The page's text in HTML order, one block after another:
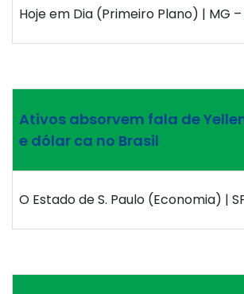
Hoje em Dia (Primeiro Plano) | MG
Ativos absorvem fala de
e dólar ca no Brasil
O Estado de S. Paulo (Economia) |